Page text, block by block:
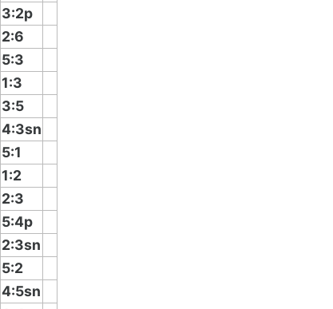
3:2p
2:6
5:3
1:3
3:5
4:3sn
5:1
1:2
2:3
5:4p
2:3sn
5:2
4:5sn